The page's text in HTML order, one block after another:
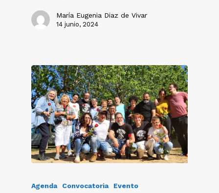
María Eugenia Diaz de Vivar
14 junio, 2024
Agenda Convocatoria Evento